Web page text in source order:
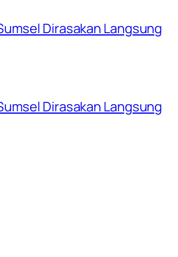
Dirasakan Langsung
Dirasakan Langsung